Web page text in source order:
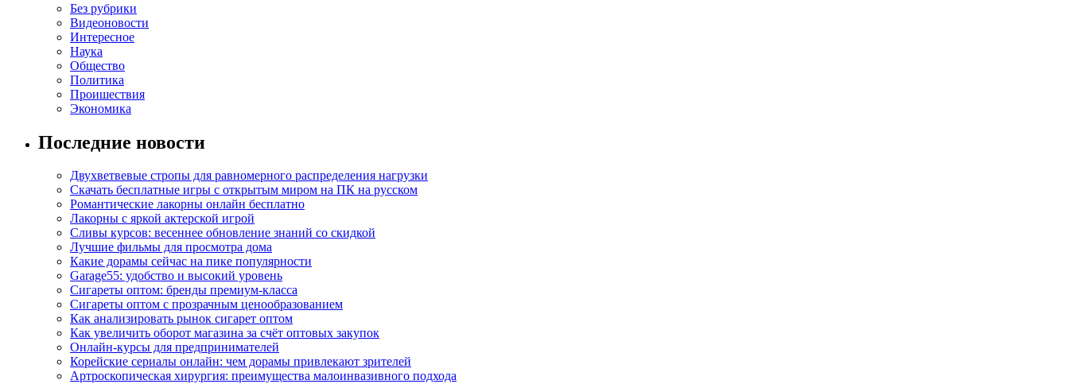
Без рубрики
Видеоновости
Интересное
Наука
Общество
Политика
Проишествия
Экономика
Последние новости
Двухветвевые стропы для равномерного распределения нагрузки
Скачать бесплатные игры с открытым миром на ПК на русском
Романтические лакорны онлайн бесплатно
Лакорны с яркой актерской игрой
Сливы курсов: весеннее обновление знаний со скидкой
Лучшие фильмы для просмотра дома
Какие дорамы сейчас на пике популярности
Garage55: удобство и высокий уровень
Сигареты оптом: бренды премиум-класса
Сигареты оптом с прозрачным ценообразованием
Как анализировать рынок сигарет оптом
Как увеличить оборот магазина за счёт оптовых закупок
Онлайн-курсы для предпринимателей
Корейские сериалы онлайн: чем дорамы привлекают зрителей
Артроскопическая хирургия: преимущества малоинвазивного подхода